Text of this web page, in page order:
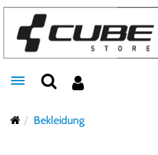
Toggle navigation
Bekleidung